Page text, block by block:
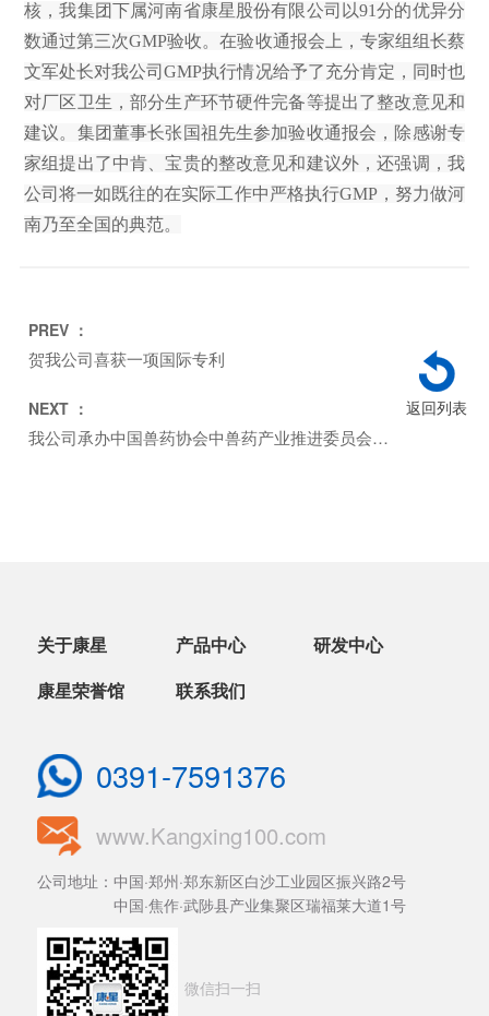
核，我集团下属河南省康星股份有限公司以91分的优异分
数通过第三次GMP验收。在验收通报会上，专家组组长蔡
文军处长对我公司GMP执行情况给予了充分肯定，同时也
对厂区卫生，部分生产环节硬件完备等提出了整改意见和
建议。集团董事长张国祖先生参加验收通报会，除感谢专
家组提出了中肯、宝贵的整改意见和建议外，还强调，我
公司将一如既往的在实际工作中严格执行GMP，努力做河
南乃至全国的典范。
PREV ：
贺我公司喜获一项国际专利
返回列表
NEXT ：
我公司承办中国兽药协会中兽药产业推进委员会第十一次会议
关于康星 产品中心
研发中心
康星荣誉馆
联系我们
0391-7591376
www.Kangxing100.com
公司地址：中国·郑州·郑东新区白沙工业园区振兴路2号
中国·焦作·武陟县产业集聚区瑞福莱大道1号
微信扫一扫